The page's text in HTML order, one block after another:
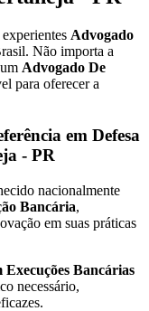
Advogado
Não importa a
Advogado De
para oferecer a
em Defesa
- PR
nacionalmente
Bancária,
em suas práticas
Bancárias
necessário,